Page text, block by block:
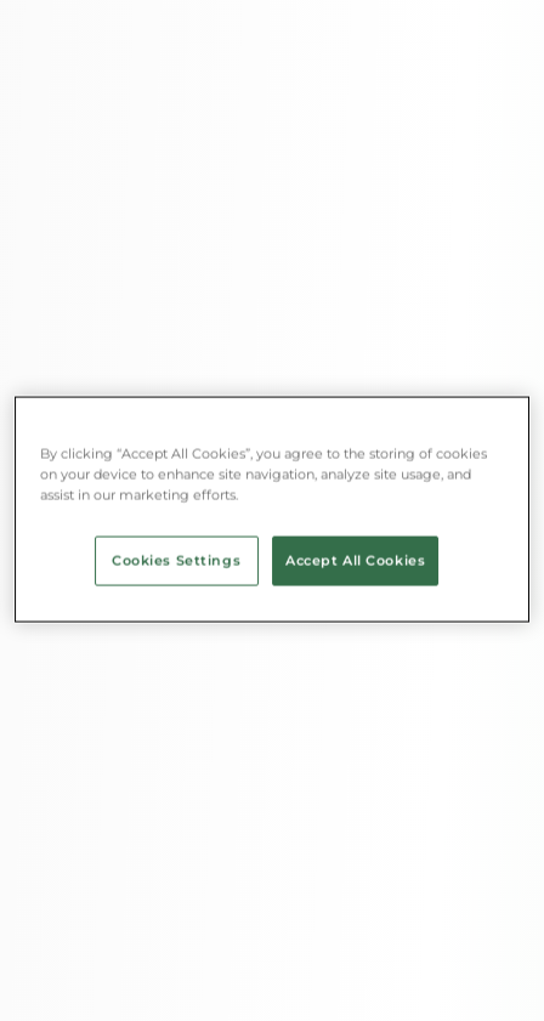
By clicking “Accept All Cookies”, you agree to the storing of cookies
on your device to enhance site navigation, analyze site usage, and
assist in our marketing efforts.
Cookies Settings Accept All Cookies